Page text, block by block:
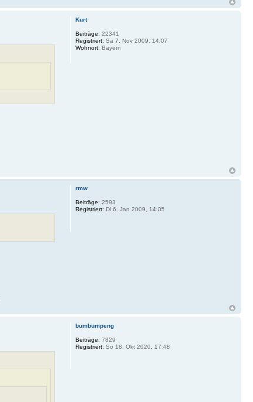
Kurt
Beiträge: 22341
Registriert: Sa 7. Nov 2009, 14:07
Wohnort: Bayern
rmw
Beiträge: 2593
Registriert: Di 6. Jan 2009, 14:05
bumbumpeng
Beiträge: 7829
Registriert: So 18. Okt 2020, 17:48